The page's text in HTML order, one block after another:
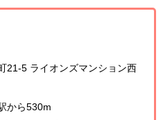
21-5 ライオンズマンション西
から530m